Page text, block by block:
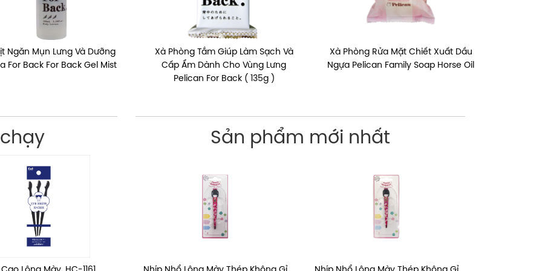
Ngăn Mụn Lưng Và Dưỡng
For Back For Back Gel Mist
Xà Phòng Tắm Giúp Làm Sạch Và
Cấp Ẩm Dành Cho Vùng Lưng
Pelican For Back ( 135g )
Xà Phòng Rửa Mặt Chiết Xuất Dầu
Ngựa Pelican Family Soap Horse Oil
Sản phẩm mới nhất